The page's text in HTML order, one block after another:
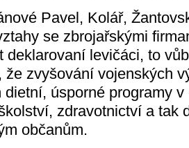
Pavel, Kolář,
se zbrojařskými
deklarovaní levičáci, to
že zvyšování vojenských
úsporné programy
zdravotnictví a tak
občanům.